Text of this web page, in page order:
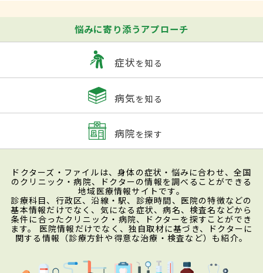
悩みに寄り添うアプローチ
症状を知る
病気を知る
病院を探す
ドクターズ・ファイルは、身体の症状・悩みに合わせ、全国
のクリニック・病院、ドクターの情報を調べることができる
地域医療情報サイトです。
診療科目、行政区、沿線・駅、診療時間、医院の特徴などの
基本情報だけでなく、気になる症状、病名、検査名などから
条件に合ったクリニック・病院、ドクターを探すことができ
ます。 医院情報だけでなく、独自取材に基づき、ドクターに
関する情報（診療方針や得意な治療・検査など）も紹介。